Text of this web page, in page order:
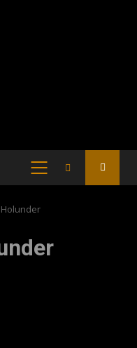
PRIMARY